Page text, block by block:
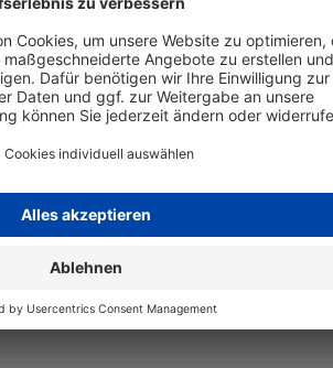
Inhalt:260 Seiten (2,29 €* / 100 Seiten)
Lieferzeit: 1-2 Werktage
Brother LC-221 BK - alternative
Digital Revolution
Testsieger Tinte
kein Verlust der Gerätegarantie
Inhalt:300 Seiten (1,98 €* / 100 Seiten)
Lieferzeit: 1-2 Werktage